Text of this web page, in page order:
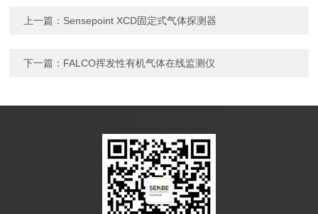
上一篇： Sensepoint XCD固定式气体探测器
下一篇： FALCO挥发性有机气体在线监测仪